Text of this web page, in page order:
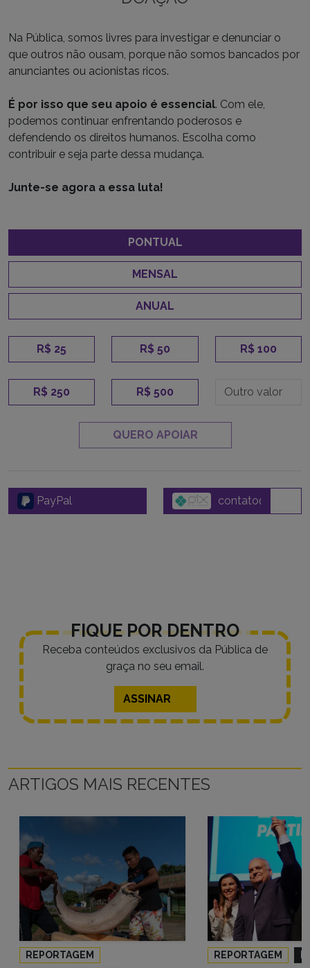
Na Pública, somos livres para investigar e denunciar o
que outros não ousam, porque não somos bancados por
anunciantes ou acionistas ricos.
É por isso que seu apoio é essencial. Com ele,
podemos continuar enfrentando poderosos e
defendendo os direitos humanos. Escolha como
contribuir e seja parte dessa mudança.
Junte-se agora a essa luta!
PONTUAL
MENSAL
ANUAL
R$ 25 R$ 50 R$ 100
R$ 250 R$ 500
QUERO APOIAR
PayPal
FIQUE POR DENTRO
Receba conteúdos exclusivos da Pública de
graça no seu email.
ASSINAR
ARTIGOS MAIS RECENTES
REPORTAGEM
REPORTAGEM